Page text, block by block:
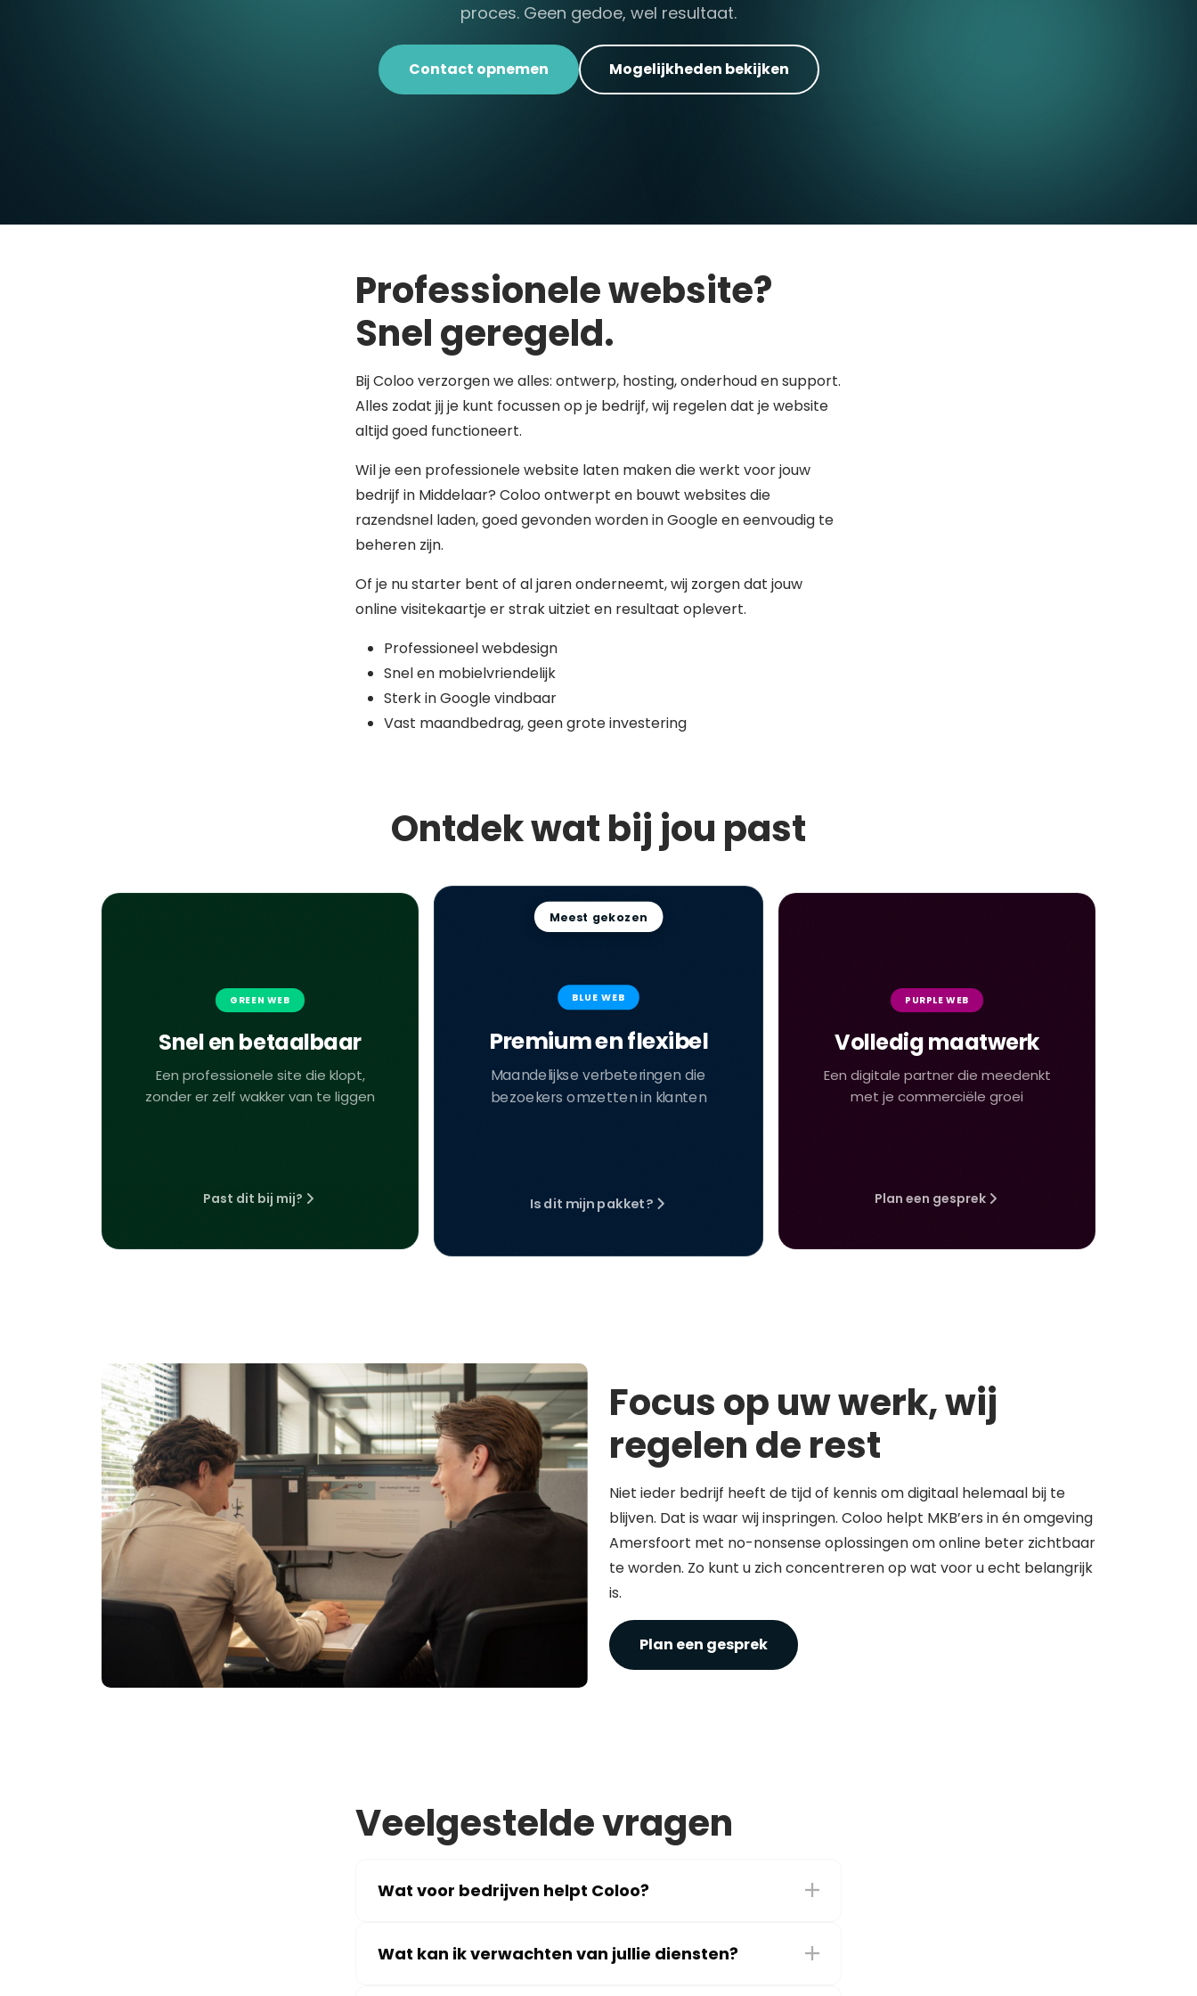
proces. Geen gedoe, wel resultaat.
Contact opnemen Mogelijkheden bekijken
Professionele website?
Snel geregeld.
Bij Coloo verzorgen we alles: ontwerp, hosting, onderhoud en support.
Alles zodat jij je kunt focussen op je bedrijf, wij regelen dat je website
altijd goed functioneert.
Wil je een professionele website laten maken die werkt voor jouw
bedrijf in Middelaar? Coloo ontwerpt en bouwt websites die
razendsnel laden, goed gevonden worden in Google en eenvoudig te
beheren zijn.
Of je nu starter bent of al jaren onderneemt, wij zorgen dat jouw
online visitekaartje er strak uitziet en resultaat oplevert.
Professioneel webdesign
Snel en mobielvriendelijk
Sterk in Google vindbaar
Vast maandbedrag, geen grote investering
Ontdek wat bij jou past
GREEN WEB
Snel en betaalbaar
Een professionele site die klopt,
zonder er zelf wakker van te liggen
Past dit bij mij?
Meest gekozen
BLUE WEB
Premium en flexibel
Maandelijkse verbeteringen die
bezoekers omzetten in klanten
Is dit mijn pakket?
PURPLE WEB
Volledig maatwerk
Een digitale partner die meedenkt
met je commerciële groei
Plan een gesprek
Focus op uw werk, wij
regelen de rest
Niet ieder bedrijf heeft de tijd of kennis om digitaal helemaal bij te
blijven. Dat is waar wij inspringen. Coloo helpt MKB’ers in én omgeving
Amersfoort met no-nonsense oplossingen om online beter zichtbaar
te worden. Zo kunt u zich concentreren op wat voor u echt belangrijk
is.
Plan een gesprek
Veelgestelde vragen
Wat voor bedrijven helpt Coloo?
Wat kan ik verwachten van jullie diensten?